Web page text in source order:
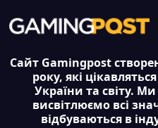
Сайт Gamingpost
року, які
України та світу.
висвітлюємо всі
відбуваються в